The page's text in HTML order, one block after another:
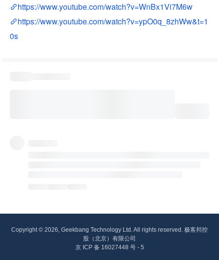
https://www.youtube.com/watch?v=WnBx1Vi7M6w
https://www.youtube.com/watch?v=ypO0q_8zhWw&t=1
0s
Copyright © 2026, Geekbang Technology Ltd. All rights reserved. 极客邦控
股（北京）有限公司
京 ICP 备 16027448 号 - 5